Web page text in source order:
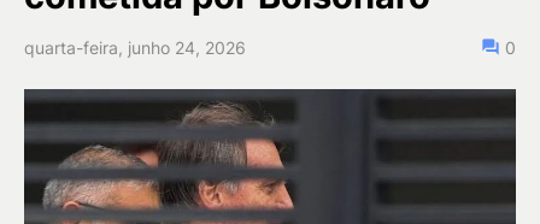
quarta-feira, junho 24, 2026 0